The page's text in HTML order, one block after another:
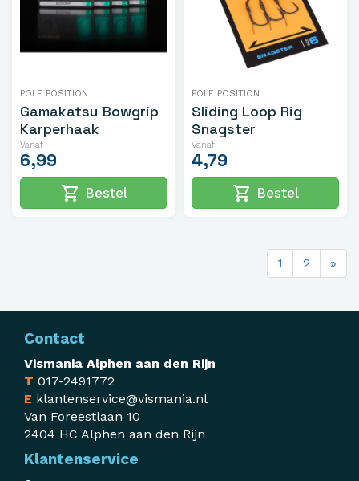
POLE POSITION
Gamakatsu Bowgrip
Karperhaak
Vanaf
6,99
shopping_cart Bestel
POLE POSITION
Sliding Loop Rig
Snagster
Vanaf
4,79
shopping_cart Bestel
1 2 »
Contact
Vismania Alphen aan den Rijn
T 017-2491772
E klantenservice@vismania.nl
Van Foreestlaan 10
2404 HC Alphen aan den Rijn
Klantenservice